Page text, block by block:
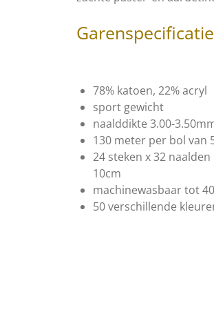
78% katoen, 22% acryl
sport gewicht
naalddikte 3.00-
130 meter per bol van
24 steken x 32
10cm
machinewasbaar tot
50 verschillende